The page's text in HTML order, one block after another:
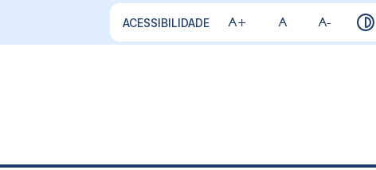
ACESSIBILIDADE A+ A A-